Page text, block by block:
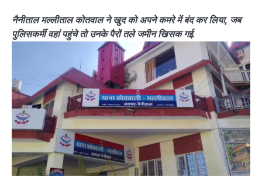
नैनीताल मल्लीताल कोतवाल ने खुद को अपने कमरे में बंद कर लिया, जब
पुलिसकर्मी वहां पहुंचे तो उनके पैरों तले जमीन खिसक गई.